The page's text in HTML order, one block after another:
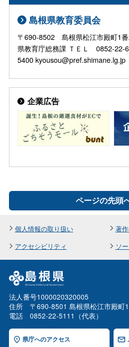
島根県教育委員会
〒690-8502 島根県松江市殿町1
県教育庁総務課 ＴＥＬ 0852-
5400 kyousou@pref.shimane.lg.jp
企業広告
ページの先頭
個人情報の取り扱い
著
アクセシビリティ
ソ
法人番号1000020320005
住所 〒690-8501 島根県松江市殿町
電話 0852-22-5111（代表）
県庁へのアクセス